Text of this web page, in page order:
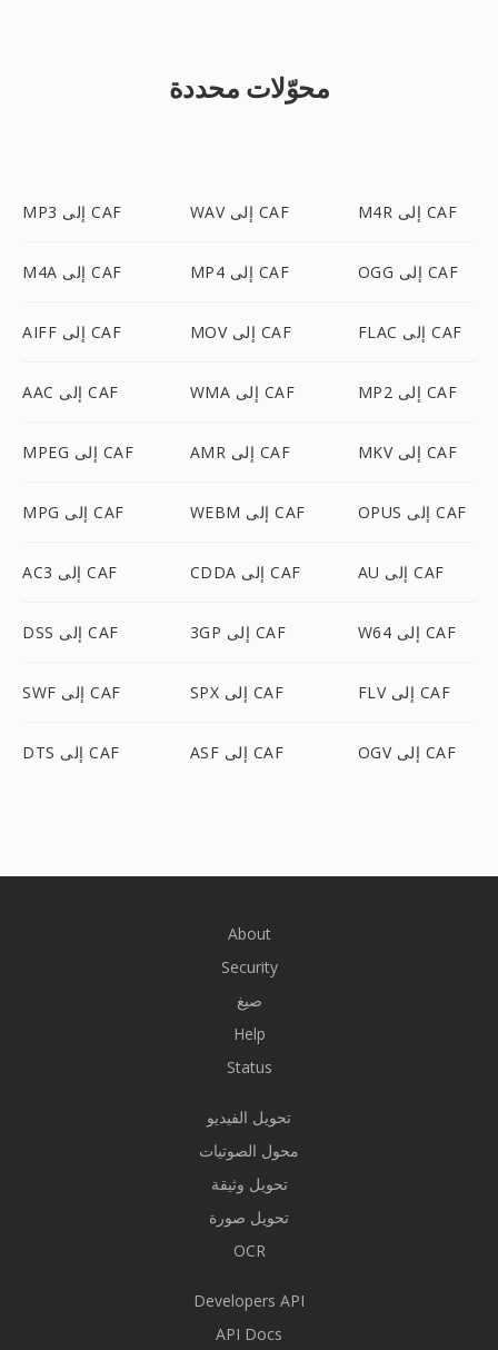
محوّلات محددة
MP3 إلى CAF WAV إلى CAF M4R إلى CAF
M4A إلى CAF MP4 إلى CAF OGG إلى CAF
AIFF إلى CAF MOV إلى CAF FLAC إلى CAF
AAC إلى CAF WMA إلى CAF MP2 إلى CAF
MPEG إلى CAF AMR إلى CAF MKV إلى CAF
MPG إلى CAF WEBM إلى CAF OPUS إلى CAF
AC3 إلى CAF CDDA إلى CAF AU إلى CAF
DSS إلى CAF 3GP إلى CAF W64 إلى CAF
SWF إلى CAF SPX إلى CAF FLV إلى CAF
DTS إلى CAF ASF إلى CAF OGV إلى CAF
About
Security
صيغ
Help
Status
تحويل الفيديو
محول الصوتيات
تحويل وثيقة
تحويل صورة
OCR
Developers API
API Docs